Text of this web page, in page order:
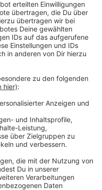
Uhr im Bereich
der Rennen nach